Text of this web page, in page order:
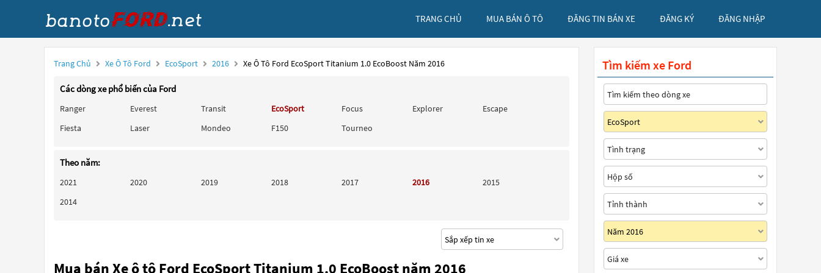
TRANG CHỦ MUA BÁN Ô TÔ ĐĂNG TIN BÁN XE ĐĂNG KÝ ĐĂNG NHẬP
Trang Chủ Xe Ô Tô Ford EcoSport 2016 Xe Ô Tô Ford EcoSport Titanium 1.0 EcoBoost Năm 2016
Các dòng xe phổ biến của Ford
Ranger Everest Transit EcoSport Focus Explorer
Escape
Fiesta
Laser Mondeo F150 Tourneo
Theo năm:
2021 2020 2019 2018 2017 2016
2015
2014
Mua bán Xe ô tô Ford EcoSport Titanium 1.0 EcoBoost năm 2016
Tìm kiếm xe Ford